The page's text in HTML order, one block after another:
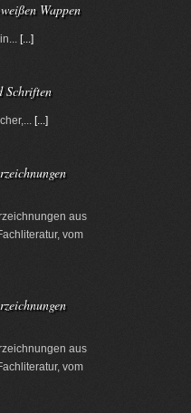
Wappen
[...]
Schriften
[...]
aus
vom
aus
vom